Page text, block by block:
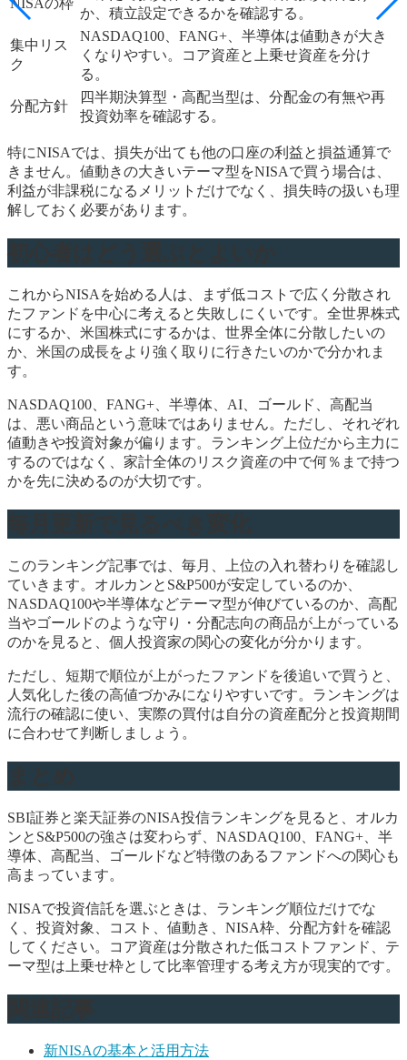
NISAの枠
か、積立設定できるかを確認する。
集中リス
ク
NASDAQ100、FANG+、半導体は値動きが大き
くなりやすい。コア資産と上乗せ資産を分け
る。
分配方針
四半期決算型・高配当型は、分配金の有無や再
投資効率を確認する。
特にNISAでは、損失が出ても他の口座の利益と損益通算で
きません。値動きの大きいテーマ型をNISAで買う場合は、
利益が非課税になるメリットだけでなく、損失時の扱いも理
解しておく必要があります。
これからNISAを始める人は、まず低コストで広く分散され
たファンドを中心に考えると失敗しにくいです。全世界株式
にするか、米国株式にするかは、世界全体に分散したいの
か、米国の成長をより強く取りに行きたいのかで分かれま
す。
NASDAQ100、FANG+、半導体、AI、ゴールド、高配当
は、悪い商品という意味ではありません。ただし、それぞれ
値動きや投資対象が偏ります。ランキング上位だから主力に
するのではなく、家計全体のリスク資産の中で何％まで持つ
かを先に決めるのが大切です。
このランキング記事では、毎月、上位の入れ替わりを確認し
ていきます。オルカンとS&P500が安定しているのか、
NASDAQ100や半導体などテーマ型が伸びているのか、高配
当やゴールドのような守り・分配志向の商品が上がっている
のかを見ると、個人投資家の関心の変化が分かります。
ただし、短期で順位が上がったファンドを後追いで買うと、
人気化した後の高値づかみになりやすいです。ランキングは
流行の確認に使い、実際の買付は自分の資産配分と投資期間
に合わせて判断しましょう。
SBI証券と楽天証券のNISA投信ランキングを見ると、オルカ
ンとS&P500の強さは変わらず、NASDAQ100、FANG+、半
導体、高配当、ゴールドなど特徴のあるファンドへの関心も
高まっています。
NISAで投資信託を選ぶときは、ランキング順位だけでな
く、投資対象、コスト、値動き、NISA枠、分配方針を確認
してください。コア資産は分散された低コストファンド、テ
ーマ型は上乗せ枠として比率管理する考え方が現実的です。
新NISAの基本と活用方法